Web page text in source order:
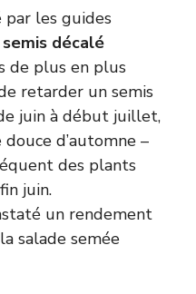
les guides
semis décalé
de plus en plus
retarder un semis
juin à début juillet,
d’automne –
des plants
juin.
un rendement
salade semée